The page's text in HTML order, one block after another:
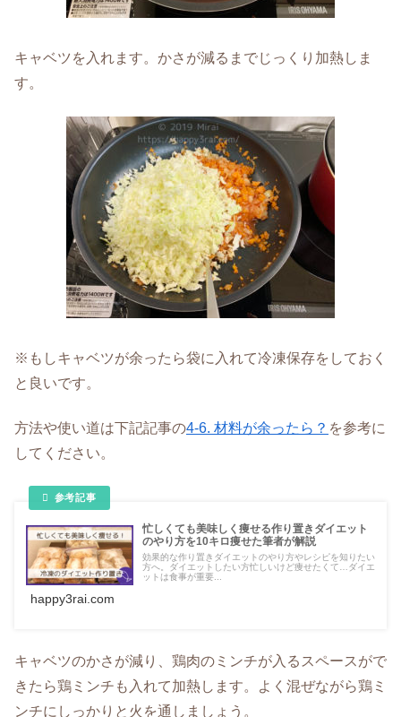
キャベツを入れます。かさが減るまでじっくり加熱しま
す。
※もしキャベツが余ったら袋に入れて冷凍保存をしておく
と良いです。
方法や使い道は下記記事の4-6. 材料が余ったら？ を参考に
してください。
忙しくても美味しく痩せる作り置きダイエット
のやり方を10キロ痩せた筆者が解説
効果的な作り置きダイエットのやり方やレシピを知りたい
方へ。ダイエットしたい方忙しいけど痩せたくて…ダイエ
ットは食事が重要...
happy3rai.com
キャベツのかさが減り、鶏肉のミンチが入るスペースがで
きたら鶏ミンチも入れて加熱します。よく混ぜながら鶏ミ
ンチにしっかりと火を通しましょう。